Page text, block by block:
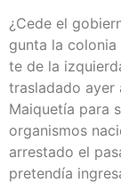
¿Cede el
gun­ta la
te de la
tras­la­da­do ayer
Mai­que­tía para
orga­nis­mos
arres­ta­do el
pre­ten­día